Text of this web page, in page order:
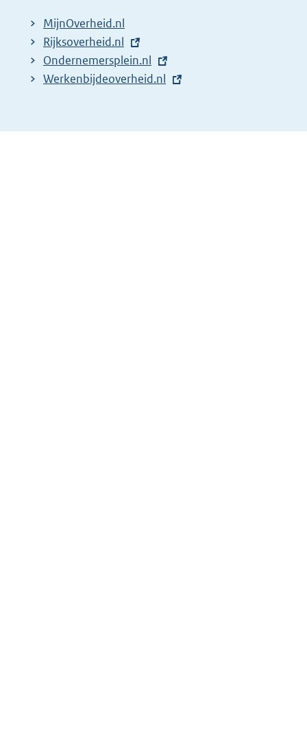
l
i
n
k
MijnOverheid.nl
E
x
t
n
Rijksoverheid.nl
E
x
r
Ondernemersplein.nl
E
e
Werkenbijdeoverheid.nl